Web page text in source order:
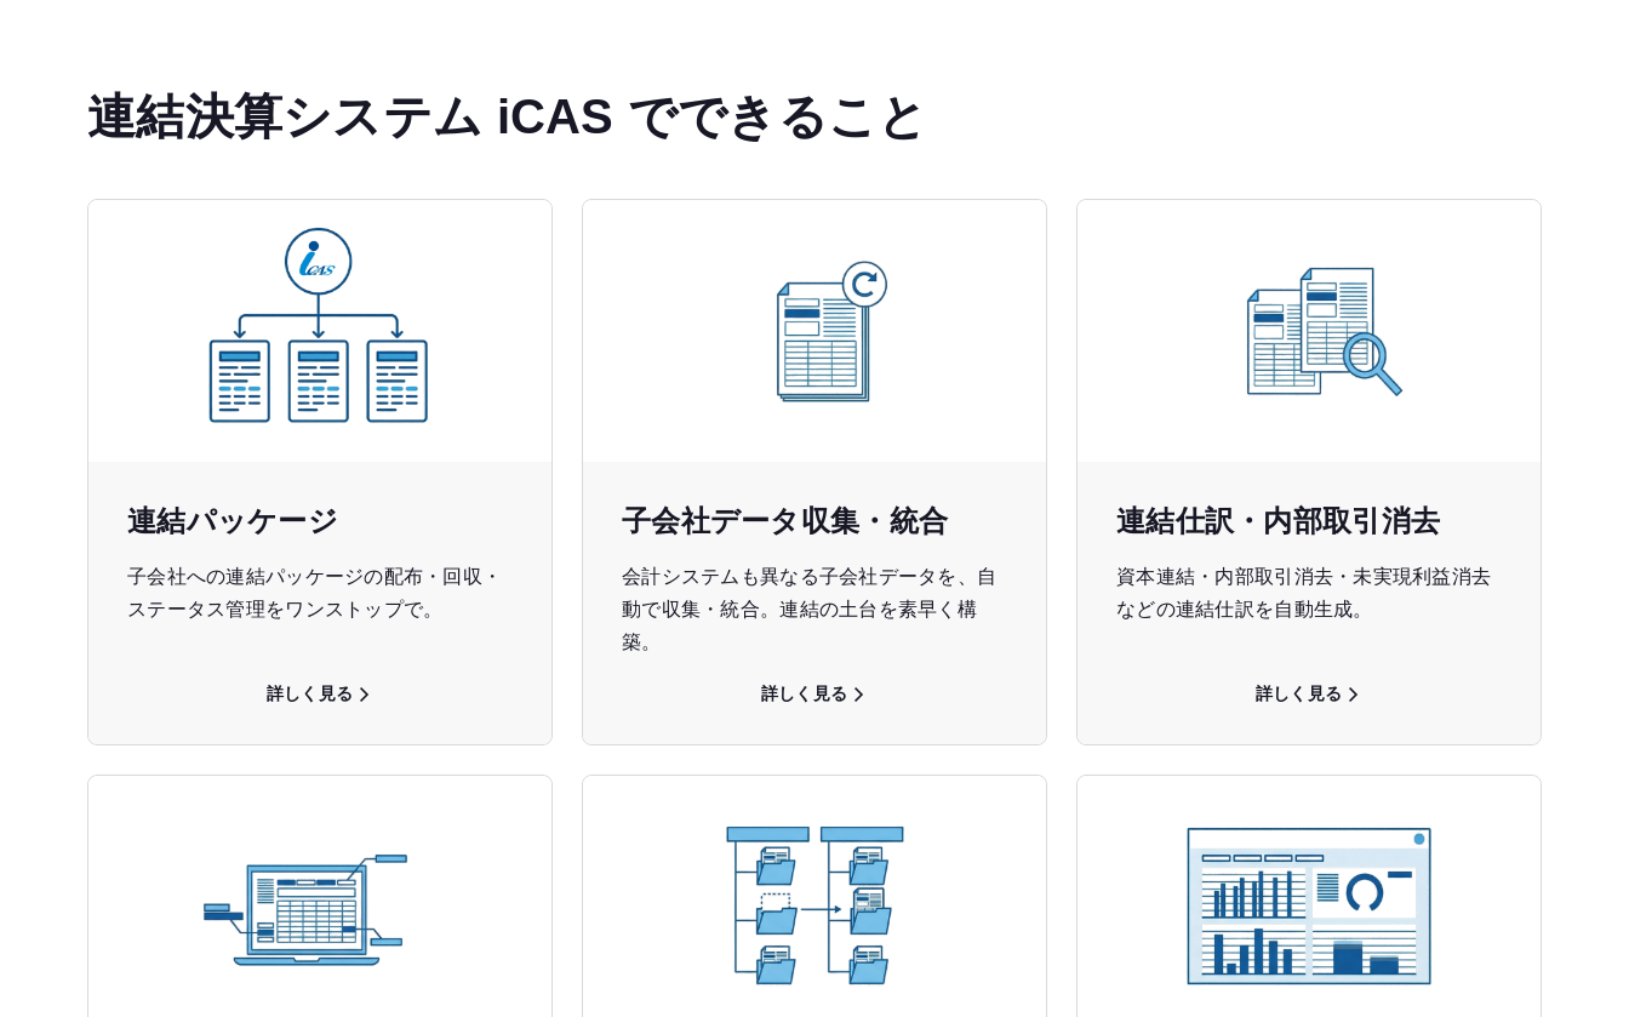
連結決算システム iCAS でできること
連結パッケージ
子会社への連結パッケージの配布・回収・
ステータス管理をワンストップで。
詳しく見る
子会社データ収集・統合
会計システムも異なる子会社データを、自
動で収集・統合。連結の土台を素早く構
築。
詳しく見る
連結仕訳・内部取引消去
資本連結・内部取引消去・未実現利益消去
などの連結仕訳を自動生成。
詳しく見る